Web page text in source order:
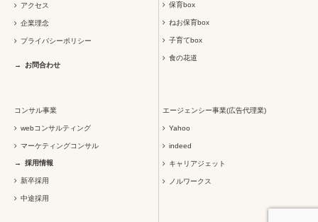
アクセス
企業理念
プライバシーポリシー
お問合わせ
保育box
ねお保育box
子育てbox
食の花道
コンサル事業
webコンサルティング
マーケティングコンサル
エージェンシー事業(広告代理業)
Yahoo
indeed
キャリアジェット
ノルワークス
採用情報
新卒採用
中途採用